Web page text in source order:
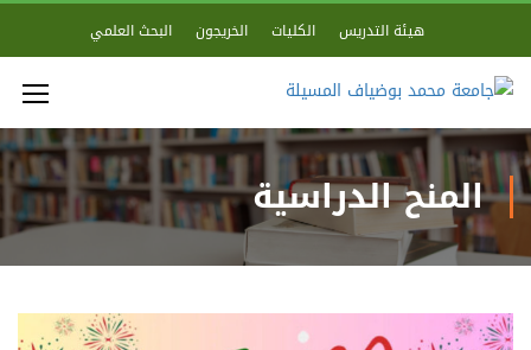
هيئة التدريس الكليات الخريجون البحث العلمي
المنح الدراسية